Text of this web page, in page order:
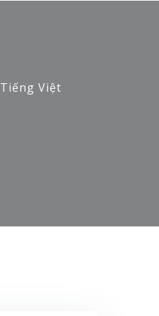
Tiếng Việt